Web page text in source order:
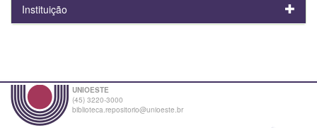
Instituição
UNIOESTE
(45) 3220-3000
biblioteca.repositorio@unioeste.br